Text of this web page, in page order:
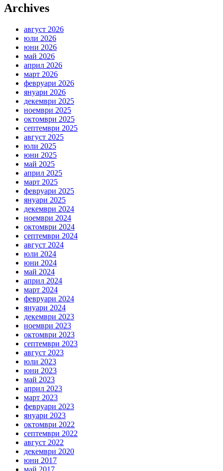
Archives
август 2026
юли 2026
юни 2026
май 2026
април 2026
март 2026
февруари 2026
януари 2026
декември 2025
ноември 2025
октомври 2025
септември 2025
август 2025
юли 2025
юни 2025
май 2025
април 2025
март 2025
февруари 2025
януари 2025
декември 2024
ноември 2024
октомври 2024
септември 2024
август 2024
юли 2024
юни 2024
май 2024
април 2024
март 2024
февруари 2024
януари 2024
декември 2023
ноември 2023
октомври 2023
септември 2023
август 2023
юли 2023
юни 2023
май 2023
април 2023
март 2023
февруари 2023
януари 2023
октомври 2022
септември 2022
август 2022
декември 2020
юни 2017